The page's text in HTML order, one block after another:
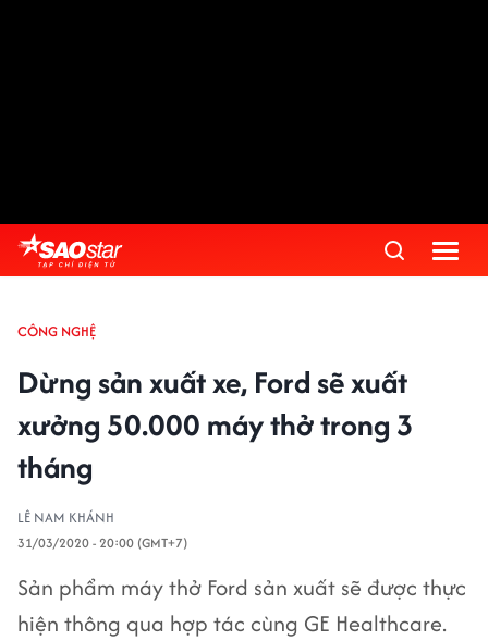
CÔNG NGHỆ
Dừng sản xuất xe, Ford sẽ xuất
xưởng 50.000 máy thở trong 3
tháng
LÊ NAM KHÁNH
31/03/2020 - 20:00 (GMT+7)
Sản phẩm máy thở Ford sản xuất sẽ được thực
hiện thông qua hợp tác cùng GE Healthcare.